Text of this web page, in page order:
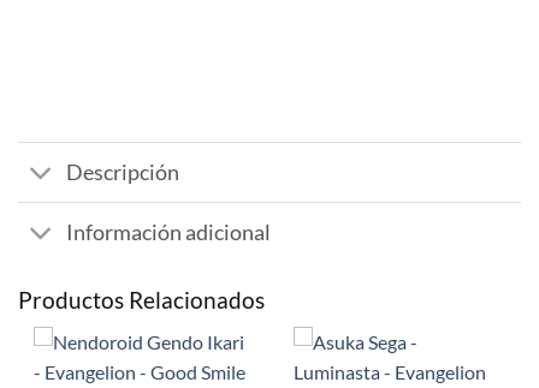
Descripción
Información adicional
Productos Relacionados